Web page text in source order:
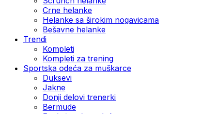
Crne helanke
Helanke sa širokim nogavicama
Bešavne helanke
Trendi
Kompleti
Kompleti za trening
Sportska odeća za muškarce
Duksevi
Jakne
Donji delovi trenerki
Bermude